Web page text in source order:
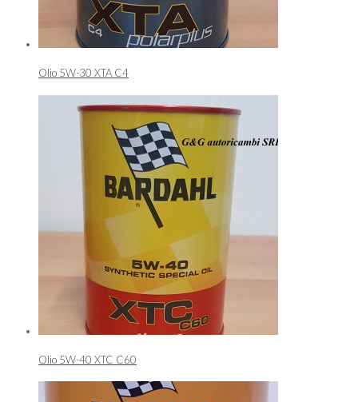
Olio 5W-30 XTA C4
Olio 5W-40 XTC C60